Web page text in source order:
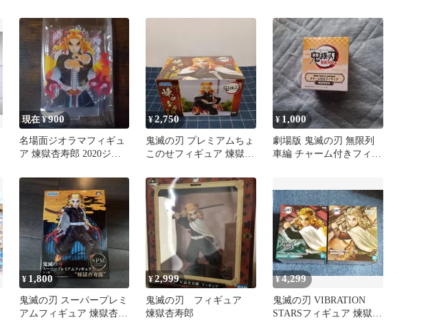
現在 ¥900
名場面ジオラマフィギュ
ア 煉獄杏寿郎 2020ジャ
クスタ
¥2,750
鬼滅の刃 プレミアムちょ
このせフィギュア 煉獄杏
¥ 1,000
劇場版 鬼滅の刃 無限列
車編 チャーム付きフィギ
¥ 1,800
鬼滅の刃 スーパープレミ
アムフィギュア 煉獄杏寿
¥2,999
鬼滅の刃 フィギュア
煉獄杏寿郎
¥4,299
鬼滅の刃 VIBRATION
STARSフィギュア 煉獄杏